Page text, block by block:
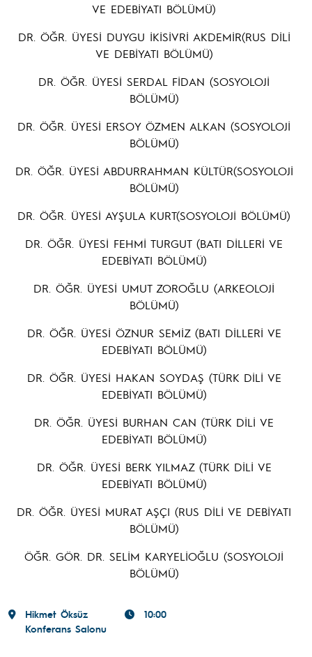
VE EDEBİYATI BÖLÜMÜ)
DR. ÖĞR. ÜYESİ DUYGU İKİSİVRİ AKDEMİR(RUS DİLİ
VE DEBİYATI BÖLÜMÜ)
DR. ÖĞR. ÜYESİ SERDAL FİDAN (SOSYOLOJİ
BÖLÜMÜ)
DR. ÖĞR. ÜYESİ ERSOY ÖZMEN ALKAN (SOSYOLOJİ
BÖLÜMÜ)
DR. ÖĞR. ÜYESİ ABDURRAHMAN KÜLTÜR(SOSYOLOJİ
BÖLÜMÜ)
DR. ÖĞR. ÜYESİ AYŞULA KURT(SOSYOLOJİ BÖLÜMÜ)
DR. ÖĞR. ÜYESİ FEHMİ TURGUT (BATI DİLLERİ VE
EDEBİYATI BÖLÜMÜ)
DR. ÖĞR. ÜYESİ UMUT ZOROĞLU (ARKEOLOJİ
BÖLÜMÜ)
DR. ÖĞR. ÜYESİ ÖZNUR SEMİZ (BATI DİLLERİ VE
EDEBİYATI BÖLÜMÜ)
DR. ÖĞR. ÜYESİ HAKAN SOYDAŞ (TÜRK DİLİ VE
EDEBİYATI BÖLÜMÜ)
DR. ÖĞR. ÜYESİ BURHAN CAN (TÜRK DİLİ VE
EDEBİYATI BÖLÜMÜ)
DR. ÖĞR. ÜYESİ BERK YILMAZ (TÜRK DİLİ VE
EDEBİYATI BÖLÜMÜ)
DR. ÖĞR. ÜYESİ MURAT AŞÇI (RUS DİLİ VE DEBİYATI
BÖLÜMÜ)
ÖĞR. GÖR. DR. SELİM KARYELİOĞLU (SOSYOLOJİ
BÖLÜMÜ)
Hikmet Öksüz
Konferans Salonu
10:00